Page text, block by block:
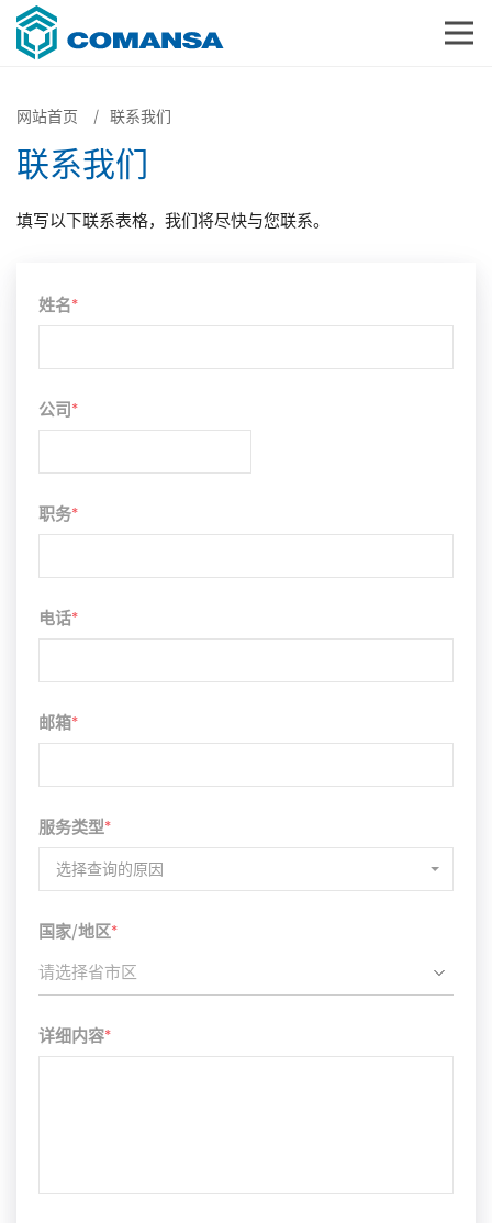
网站首页 联系我们
联系我们
填写以下联系表格，我们将尽快与您联系。
姓名*
公司 *
职务*
电话*
邮箱*
服务类型*
选择查询的原因
国家/地区*
请选择省市区
详细内容*